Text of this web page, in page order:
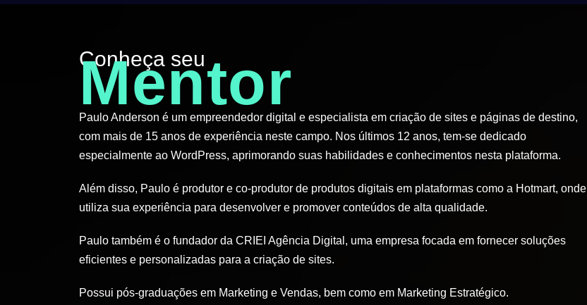
Conheça seu
Mentor
Paulo Anderson é um empreendedor digital e especialista em criação de sites e páginas de destino,
com mais de 15 anos de experiência neste campo. Nos últimos 12 anos, tem-se dedicado
especialmente ao WordPress, aprimorando suas habilidades e conhecimentos nesta plataforma.
Além disso, Paulo é produtor e co-produtor de produtos digitais em plataformas como a Hotmart, onde
utiliza sua experiência para desenvolver e promover conteúdos de alta qualidade.
Paulo também é o fundador da CRIEI Agência Digital, uma empresa focada em fornecer soluções
eficientes e personalizadas para a criação de sites.
Possui pós-graduações em Marketing e Vendas, bem como em Marketing Estratégico.